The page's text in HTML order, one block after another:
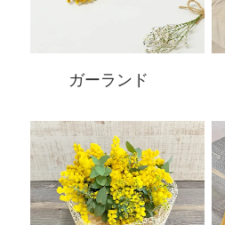
ガーランド